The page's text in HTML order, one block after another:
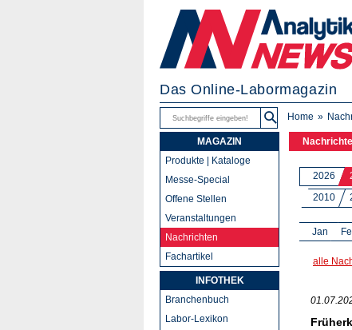
Das Online-Labormagazin
Home
2026
2010
Jan
alle
MAGAZIN
Produkte | Kataloge
Messe-Special
Offene Stellen
Veranstaltungen
Nachrichten
Fachartikel
INFOTHEK
Branchenbuch
Labor-Lexikon